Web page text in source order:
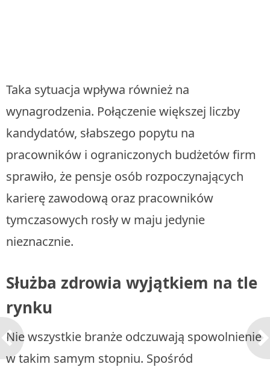
Taka sytuacja wpływa również na
wynagrodzenia. Połączenie większej liczby
kandydatów, słabszego popytu na
pracowników i ograniczonych budżetów firm
sprawiło, że pensje osób rozpoczynających
karierę zawodową oraz pracowników
tymczasowych rosły w maju jedynie
nieznacznie.
Służba zdrowia wyjątkiem na tle
rynku
Nie wszystkie branże odczuwają spowolnienie
w takim samym stopniu. Spośród